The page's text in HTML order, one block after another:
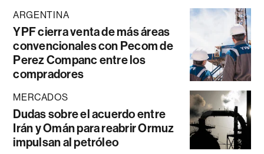
ARGENTINA
YPF cierra venta de más áreas
convencionales con Pecom de
Perez Companc entre los
compradores
MERCADOS
Dudas sobre el acuerdo entre
Irán y Omán para reabrir Ormuz
impulsan al petróleo